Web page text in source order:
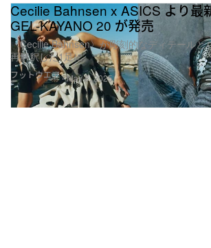
フットウエア
Cecilie Bahnsen x ASICS より最
GEL-KAYANO 20 が発売
〈Cecilie Bahnsen〉が彫刻的なディテールと
再解釈した1足に
May 8, 2025